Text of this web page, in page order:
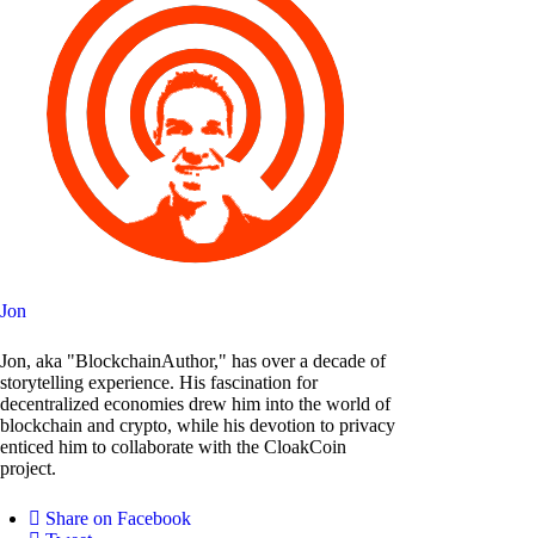
Jon
Jon, aka "BlockchainAuthor," has over a decade of
storytelling experience. His fascination for
decentralized economies drew him into the world of
blockchain and crypto, while his devotion to privacy
enticed him to collaborate with the CloakCoin
project.
Share on Facebook